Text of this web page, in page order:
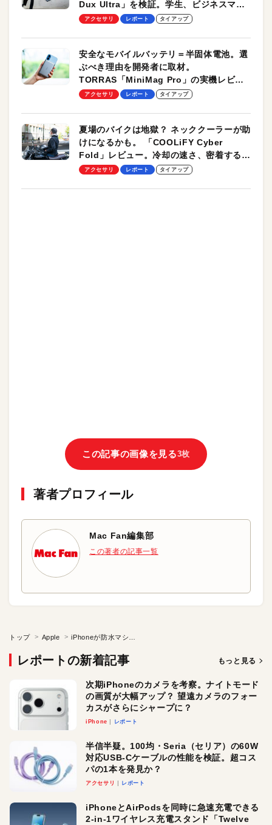
Dux Ultra」を検証。学生、ビジネスマン
のモバイルユースに最適！
アクセサリ レポート タイアップ
安全なモバイルバッテリ＝半固体電池。選
ぶべき理由を開発者に取材。
TORRAS「MiniMag Pro」の実機レビュ
ーも
アクセサリ レポート タイアップ
夏場のバイクは地獄？ ネッククーラーが助
けになるかも。 「COOLiFY Cyber
Fold」レビュー。冷却の速さ、密着する冷
却プレート、シンプルな操作性がグッド！
アクセサリ レポート タイアップ
この記事の画像を見る3枚
著者プロフィール
Mac Fan編集部
この著者の記事一覧
トップ Apple
レポートの新着記事 もっと見る
次期iPhoneのカメラを考察。ナイトモード
の画質が大幅アップ？ 望遠カメラのフォー
カスがさらにシャープに？
iPhone レポート
半信半疑。100均・Seria（セリア）の60W
対応USB-Cケーブルの性能を検証。超コス
パの1本を発見か？
アクセサリ レポート
iPhoneとAirPodsを同時に急速充電できる
2-in-1ワイヤレス充電スタンド「Twelve